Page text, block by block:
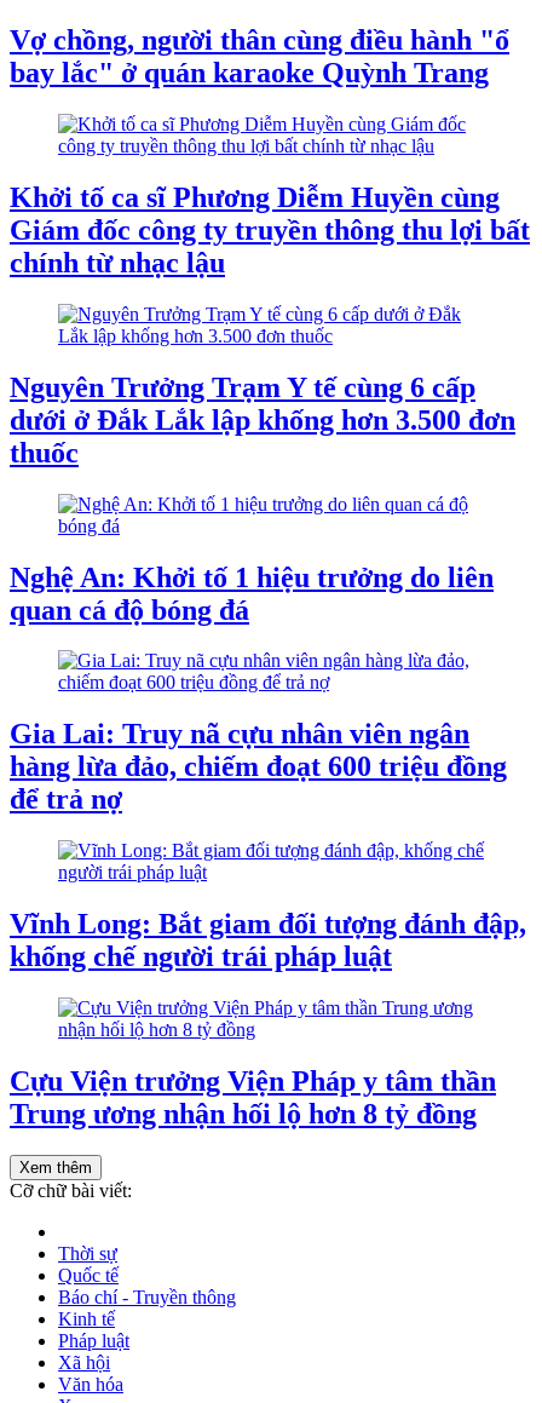
Vợ chồng, người thân cùng điều hành "ổ
bay lắc" ở quán karaoke Quỳnh Trang
Khởi tố ca sĩ Phương Diễm Huyền cùng
Giám đốc công ty truyền thông thu lợi bất
chính từ nhạc lậu
Nguyên Trưởng Trạm Y tế cùng 6 cấp
dưới ở Đắk Lắk lập khống hơn 3.500 đơn
thuốc
Nghệ An: Khởi tố 1 hiệu trưởng do liên
quan cá độ bóng đá
Gia Lai: Truy nã cựu nhân viên ngân
hàng lừa đảo, chiếm đoạt 600 triệu đồng
để trả nợ
Vĩnh Long: Bắt giam đối tượng đánh đập,
khống chế người trái pháp luật
Cựu Viện trưởng Viện Pháp y tâm thần
Trung ương nhận hối lộ hơn 8 tỷ đồng
Xem thêm
Cỡ chữ bài viết:
Thời sự
Quốc tế
Báo chí - Truyền thông
Kinh tế
Pháp luật
Xã hội
Văn hóa